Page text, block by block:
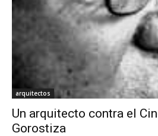
arquitectos
Un arquitecto contra el
Gorostiza